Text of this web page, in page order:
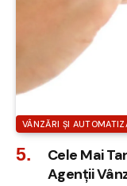
VÂNZĂRI ȘI
Cele Mai
Agenții